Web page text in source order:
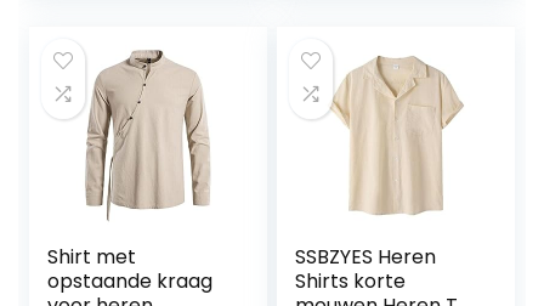
overhemden,
heren mode tops
Shirt met
opstaande kraag
SSBZYES Heren
Shirts korte